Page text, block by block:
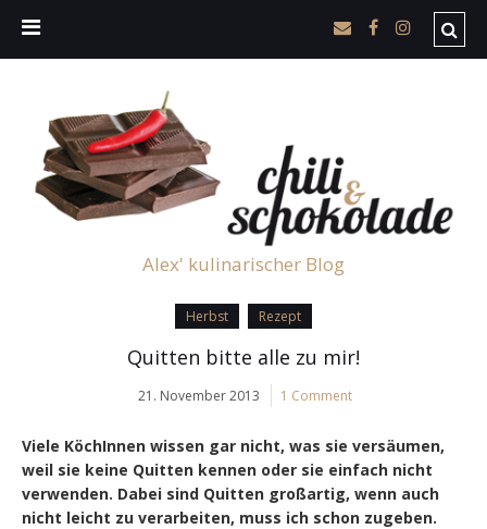
Alex' kulinarischer Blog
Herbst Rezept
Quitten bitte alle zu mir!
21. November 2013 1 Comment
Viele KöchInnen wissen gar nicht, was sie versäumen,
weil sie keine Quitten kennen oder sie einfach nicht
verwenden. Dabei sind Quitten großartig, wenn auch
nicht leicht zu verarbeiten, muss ich schon zugeben.